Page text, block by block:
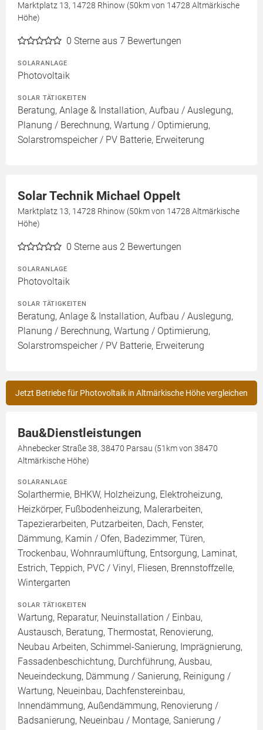
Marktplatz 13, 14728 Rhinow (50km von 14728 Altmärkische
Höhe)
0 Sterne aus 7 Bewertungen
SOLARANLAGE
Photovoltaik
SOLAR TÄTIGKEITEN
Beratung, Anlage & Installation, Aufbau / Auslegung,
Planung / Berechnung, Wartung / Optimierung,
Solarstromspeicher / PV Batterie, Erweiterung
Solar Technik Michael Oppelt
Marktplatz 13, 14728 Rhinow (50km von 14728 Altmärkische
Höhe)
0 Sterne aus 2 Bewertungen
SOLARANLAGE
Photovoltaik
SOLAR TÄTIGKEITEN
Beratung, Anlage & Installation, Aufbau / Auslegung,
Planung / Berechnung, Wartung / Optimierung,
Solarstromspeicher / PV Batterie, Erweiterung
Jetzt Betriebe für Photovoltaik in Altmärkische Höhe vergleichen
Bau&Dienstleistungen
Ahnebecker Straße 38, 38470 Parsau (51km von 38470
Altmärkische Höhe)
SOLARANLAGE
Solarthermie, BHKW, Holzheizung, Elektroheizung,
Heizkörper, Fußbodenheizung, Malerarbeiten,
Tapezierarbeiten, Putzarbeiten, Dach, Fenster,
Dämmung, Kamin / Ofen, Badezimmer, Türen,
Trockenbau, Wohnraumlüftung, Entsorgung, Laminat,
Estrich, Teppich, PVC / Vinyl, Fliesen, Brennstoffzelle,
Wintergarten
SOLAR TÄTIGKEITEN
Wartung, Reparatur, Neuinstallation / Einbau,
Austausch, Beratung, Thermostat, Renovierung,
Neubau Arbeiten, Schimmel-Sanierung, Imprägnierung,
Fassadenbeschichtung, Durchführung, Ausbau,
Neueindeckung, Dämmung / Sanierung, Reinigung /
Wartung, Neueinbau, Dachfenstereinbau,
Innendämmung, Außendämmung, Renovierung /
Badsanierung, Neueinbau / Montage, Sanierung /